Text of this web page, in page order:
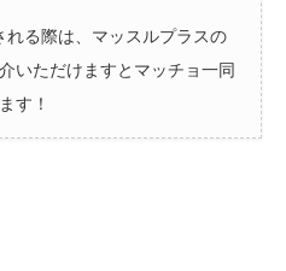
れる際は、マッスルプラスの
いただけますとマッチョ一同
す！